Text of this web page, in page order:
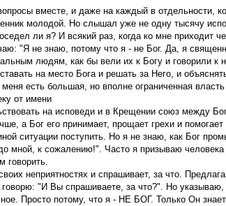
вместе, и даже на каждый в отдельности,
молодой. Но слышал уже не одну тысячу
ли я? И всякий раз, когда ко мне приходит
"Я не знаю, потому что я - не Бог. Да, я
людям, как бы вели их к Богу и говорили к
на место Бога и решать за Него, и
есть большая, но вполне ограниченная
от имени
на исповеди и в Крещении союз между
а Бог его принимает, прощает грехи и
ситуации поступить. Но я не знаю, как Бог
мной, к сожалению!". Часто я призываю
говорить.
неприятностях и спрашивает, за что.
"И Вы спрашиваете, за что?". Но указываю,
Просто потому, что я - НЕ БОГ. Только Он